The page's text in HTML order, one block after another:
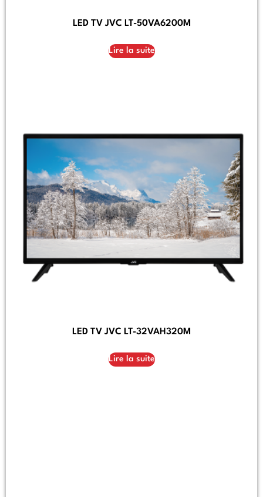
LED TV JVC LT-50VA6200M
Lire la suite
LED TV JVC LT-32VAH320M
Lire la suite